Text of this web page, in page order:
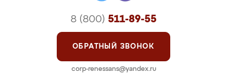
8 (800) 511-89-55
ОБРАТНЫЙ ЗВОНОК
corp-renessans@yandex.ru